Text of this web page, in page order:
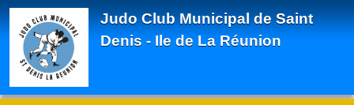
Judo Club Municipal de Saint
Denis - Ile de La Réunion
Panneau de gestion des cookies